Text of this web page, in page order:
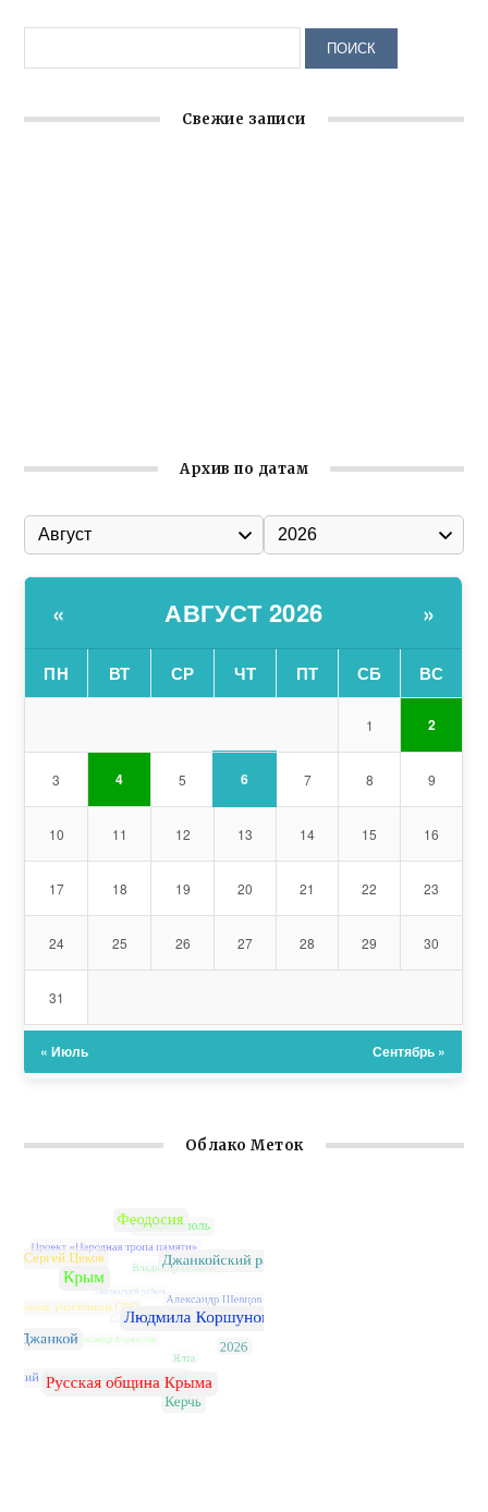
Свежие записи
Архив по датам
« АВГУСТ 2026 »
ПН ВТ СР ЧТ ПТ СБ ВС
1 2
3 4 5 6 7 8 9
10 11 12 13 14 15 16
17 18 19 20 21 22 23
24 25 26 27 28 29 30
31
« Июль Сентябрь »
Облако Меток